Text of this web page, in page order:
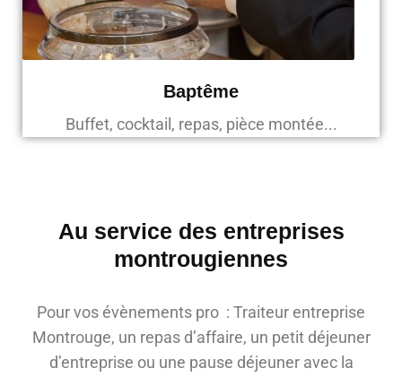
Baptême
Buffet, cocktail, repas, pièce montée...
Au service des entreprises
montrougiennes
Pour vos évènements pro : Traiteur entreprise
Montrouge, un repas d’affaire, un petit déjeuner
d’entreprise ou une pause déjeuner avec la